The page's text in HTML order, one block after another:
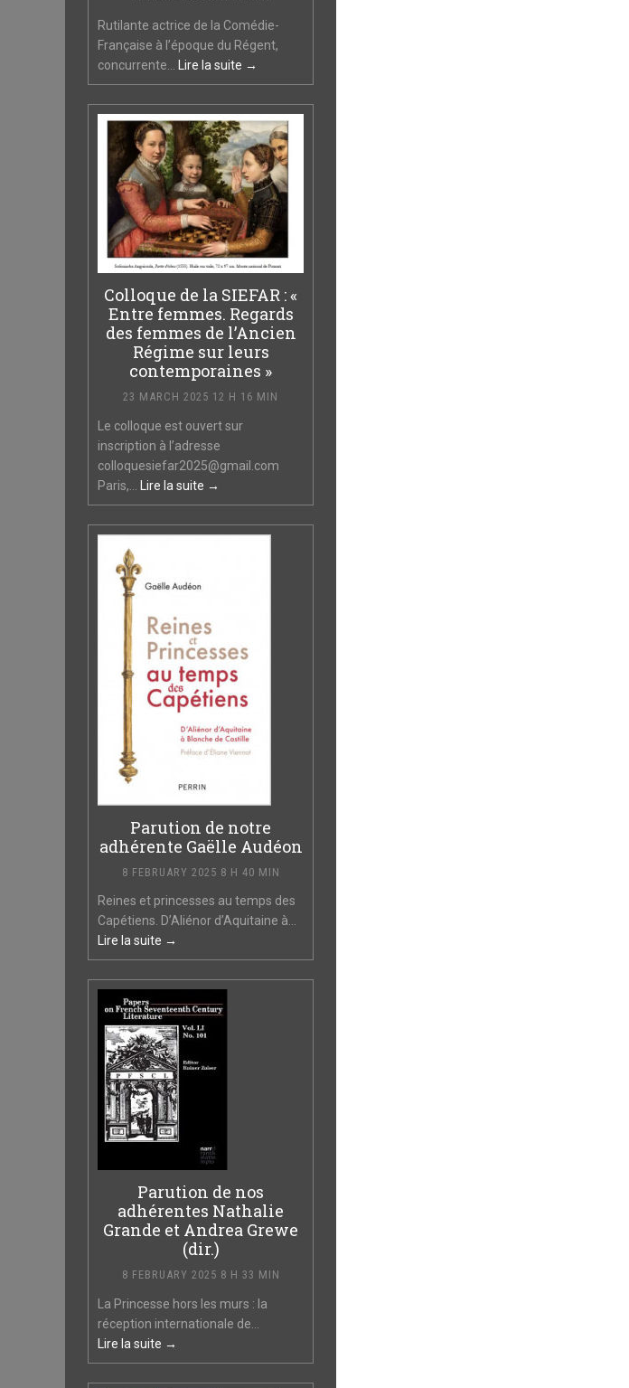
Rutilante actrice de la Comédie-
Française à l’époque du Régent,
concurrente... Lire la suite →
Colloque de la SIEFAR : «
Entre femmes. Regards
des femmes de l’Ancien
Régime sur leurs
contemporaines »
23 MARCH 2025 12 H 16 MIN
Le colloque est ouvert sur
inscription à l’adresse
colloquesiefar2025@gmail.com
Paris,... Lire la suite →
Parution de notre
adhérente Gaëlle Audéon
8 FEBRUARY 2025 8 H 40 MIN
Reines et princesses au temps des
Capétiens. D’Aliénor d’Aquitaine à...
Lire la suite →
Parution de nos
adhérentes Nathalie
Grande et Andrea Grewe
(dir.)
8 FEBRUARY 2025 8 H 33 MIN
La Princesse hors les murs : la
réception internationale de...
Lire la suite →